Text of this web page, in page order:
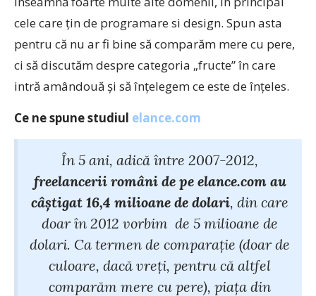
cele care ţin de programare si design. Spun asta
pentru că nu ar fi bine să comparăm mere cu pere,
ci să discutăm despre categoria „fructe” în care
intră amândouă şi să înţelegem ce este de înţeles.
Ce ne spune studiul elance.com
În 5 ani, adică între 2007-2012,
freelancerii români de pe elance.com au
câştigat 16,4 milioane de dolari, din care
doar în 2012 vorbim de 5 milioane de
dolari. Ca termen de comparaţie (doar de
culoare, dacă vreţi, pentru că altfel
comparăm mere cu pere), piaţa din